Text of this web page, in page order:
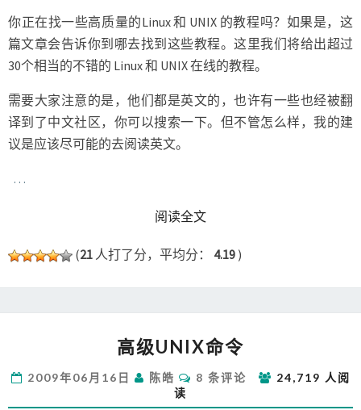
你正在找一些高质量的Linux 和 UNIX 的教程吗？如果是，这
篇文章会告诉你到哪去找到这些教程。这里我们将给出超过
30个相当的不错的 Linux 和 UNIX 在线的教程。
需要大家注意的是，他们都是英文的，也许有一些也经被翻
译到了中文社区，你可以搜索一下。但不管怎么样，我的建
议是应该尽可能的去阅读英文。
…
阅读全文READ MORE
(21 人打了分，平均分： 4.19 )
级
命
令
高级UNIX命令
2009年06月16日 陈皓
评
论
8 条评论
24,719 人阅
读